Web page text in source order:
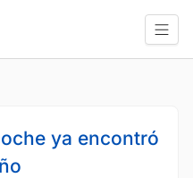
ya encontró